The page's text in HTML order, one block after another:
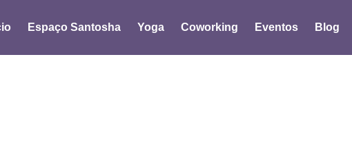
Espaço Santosha Yoga Coworking Eventos Blog